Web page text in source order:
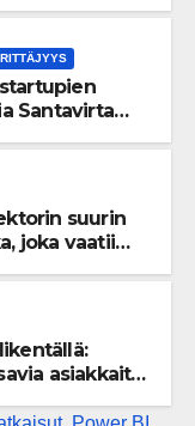
Santavirta
suurin
joka vaatii
asiakkaita